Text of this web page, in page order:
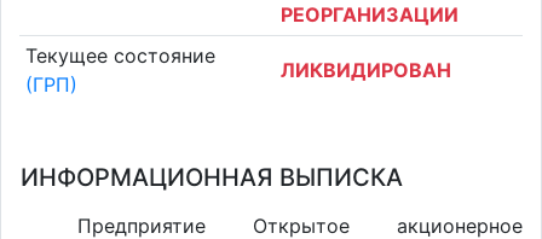
РЕОРГАНИЗАЦИИ
Текущее состояние
(ГРП)
ЛИКВИДИРОВАН
ИНФОРМАЦИОННАЯ ВЫПИСКА
Предприятие Открытое акционерное